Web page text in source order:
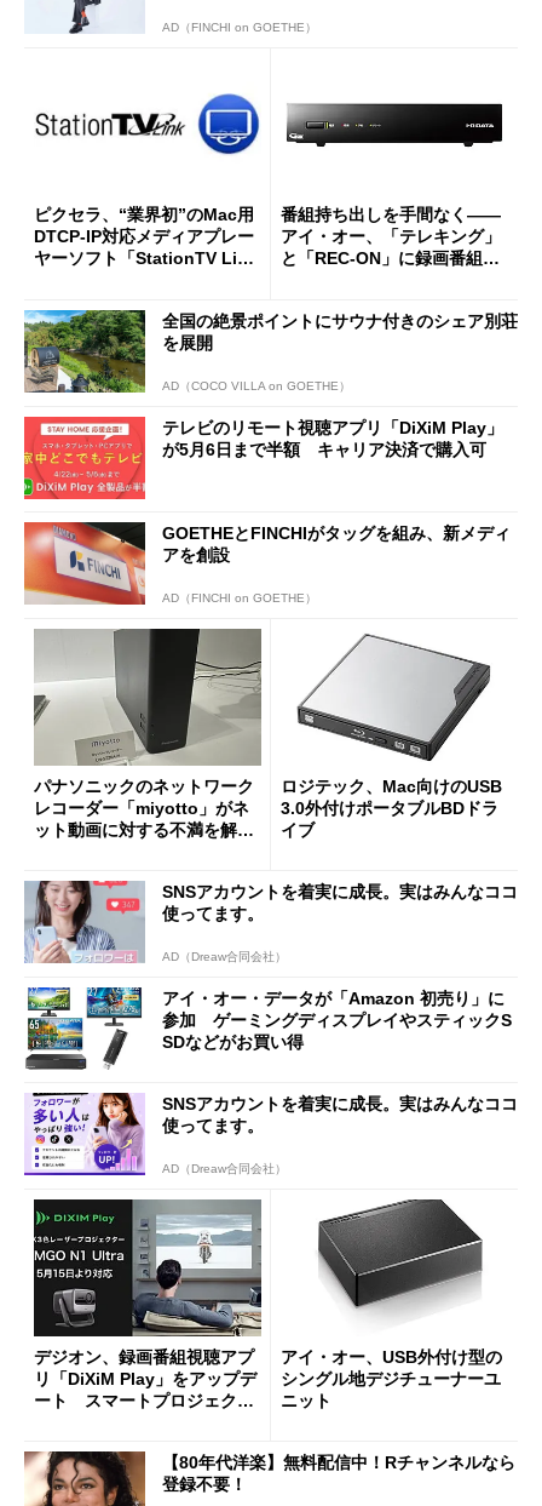
AD（FINCHI on GOETHE）
ピクセラ、“業界初”のMac用
DTCP-IP対応メディアプレー
ヤーソフト「StationTV Lin
番組持ち出しを手間なく――
アイ・オー、「テレキング」
と「REC-ON」に録画番組の
全国の絶景ポイントにサウナ付きのシェア別荘
を展開
AD（COCO VILLA on GOETHE）
テレビのリモート視聴アプリ「DiXiM Play」
が5月6日まで半額 キャリア決済で購入可
GOETHEとFINCHIがタッグを組み、新メディ
アを創設
AD（FINCHI on GOETHE）
パナソニックのネットワーク
レコーダー「miyotto」がネ
ット動画に対する不満を解消
ロジテック、Mac向けのUSB
3.0外付けポータブルBDドラ
イブ
SNSアカウントを着実に成長。実はみんなココ
使ってます。
AD（Dreaw合同会社）
アイ・オー・データが「Amazon 初売り」に
参加 ゲーミングディスプレイやスティックS
SDなどがお買い得
SNSアカウントを着実に成長。実はみんなココ
使ってます。
AD（Dreaw合同会社）
デジオン、録画番組視聴アプ
リ「DiXiM Play」をアップデ
ート スマートプロジェクタ
アイ・オー、USB外付け型の
シングル地デジチューナーユ
ニット
【80年代洋楽】無料配信中！Rチャンネルなら
登録不要！